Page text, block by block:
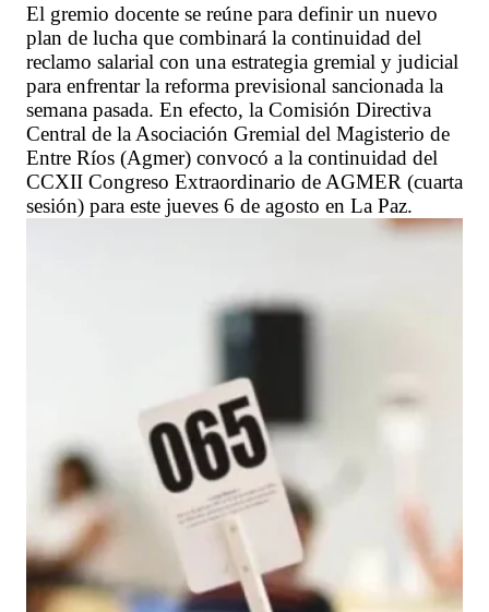
El gremio docente se reúne para definir un nuevo
plan de lucha que combinará la continuidad del
reclamo salarial con una estrategia gremial y judicial
para enfrentar la reforma previsional sancionada la
semana pasada. En efecto, la Comisión Directiva
Central de la Asociación Gremial del Magisterio de
Entre Ríos (Agmer) convocó a la continuidad del
CCXII Congreso Extraordinario de AGMER (cuarta
sesión) para este jueves 6 de agosto en La Paz.